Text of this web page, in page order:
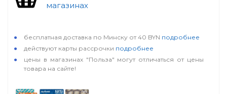
магазинах
бесплатная доставка по Минску от 40 BYN подробнее
действуют карты рассрочки подробнее
цены в магазинах "Польза" могут отличаться от цены
товара на сайте!